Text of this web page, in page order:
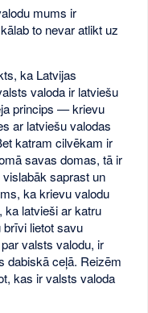
mums ir
to nevar atlikt uz
ka Latvijas
valoda ir latviešu
princips — krievu
ar latviešu valodas
katram cilvēkam ir
savas domas, tā ir
saprast un
ka krievu valodu
ka latvieši ar katru
brīvi lietot savu
valsts valodu, ir
dabiskā ceļā. Reizēm
kas ir valsts valoda